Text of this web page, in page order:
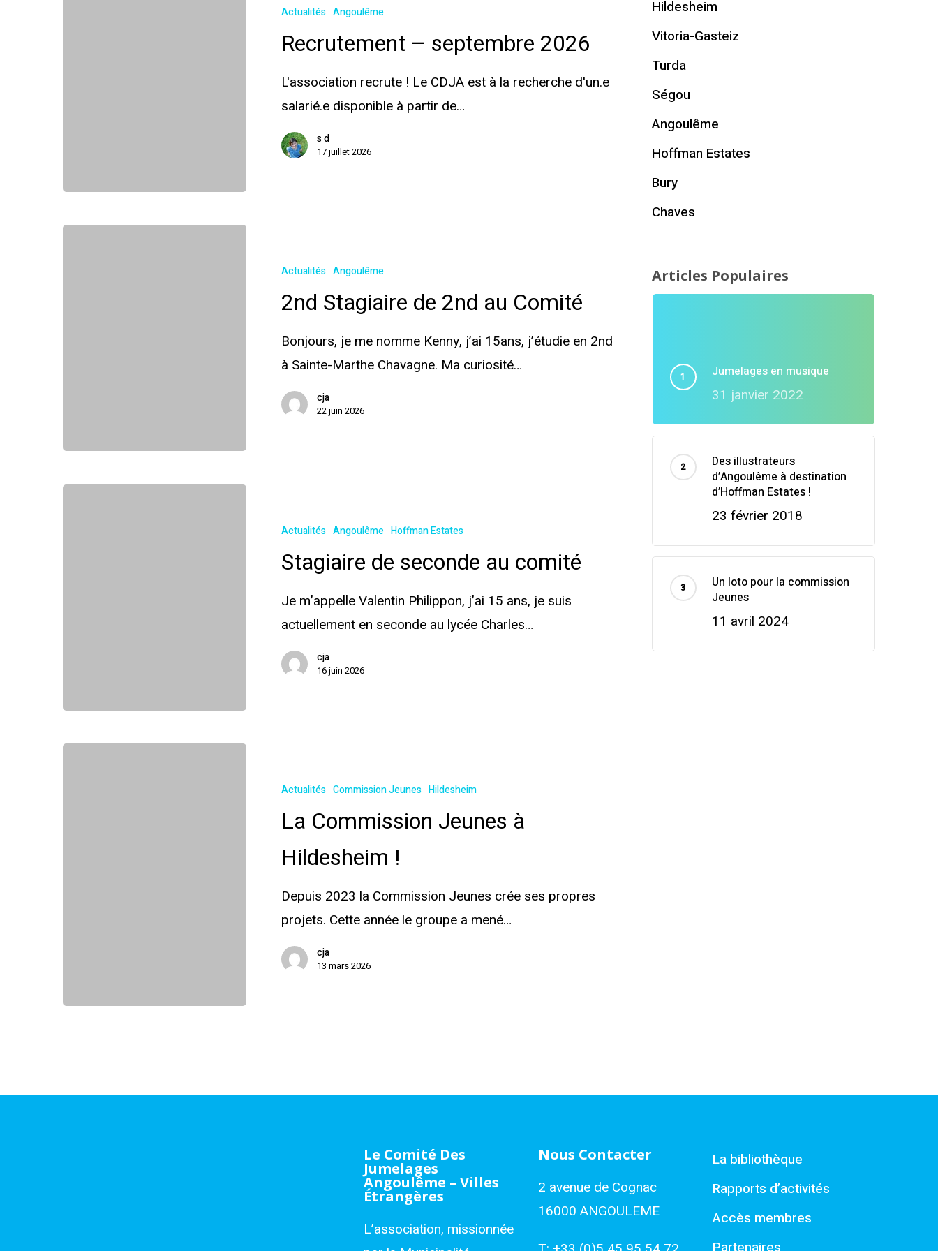
Actualités Angoulême
Recrutement – septembre 2026
L'association recrute ! Le CDJA est à la recherche d'un.e
salarié.e disponible à partir de…
s d
17 juillet 2026
Actualités Angoulême
2nd Stagiaire de 2nd au Comité
Bonjours, je me nomme Kenny, j’ai 15ans, j’étudie en 2nd
à Sainte-Marthe Chavagne. Ma curiosité…
cja
22 juin 2026
Actualités Angoulême Hoffman Estates
Stagiaire de seconde au comité
Je m’appelle Valentin Philippon, j’ai 15 ans, je suis
actuellement en seconde au lycée Charles…
cja
16 juin 2026
Actualités Commission Jeunes Hildesheim
La Commission Jeunes à
Hildesheim !
Depuis 2023 la Commission Jeunes crée ses propres
projets. Cette année le groupe a mené…
cja
13 mars 2026
Hildesheim
Vitoria-Gasteiz
Turda
Ségou
Angoulême
Hoffman Estates
Bury
Chaves
Articles Populaires
Jumelages en musique
31 janvier 2022
Des illustrateurs
d’Angoulême à destination
d’Hoffman Estates !
23 février 2018
Un loto pour la commission
Jeunes
11 avril 2024
Le Comité Des
Jumelages
Angoulême – Villes
Étrangères
L’association, missionnée
Nous Contacter
2 avenue de Cognac
16000 ANGOULEME
La bibliothèque
Rapports d’activités
Accès membres